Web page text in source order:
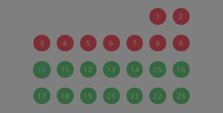
1 2
3 4 5 6 7 8 9
10 11 12 13 14 15 16
17 18 19 20 21 22 23